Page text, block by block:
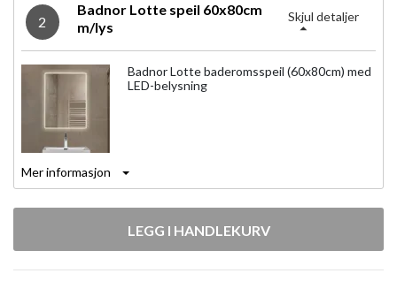
2
Badnor Lotte speil 60x80cm
m/lys
Skjul detaljer
Badnor Lotte baderomsspeil (60x80cm) med
LED-belysning
Mer informasjon
LEGG I HANDLEKURV